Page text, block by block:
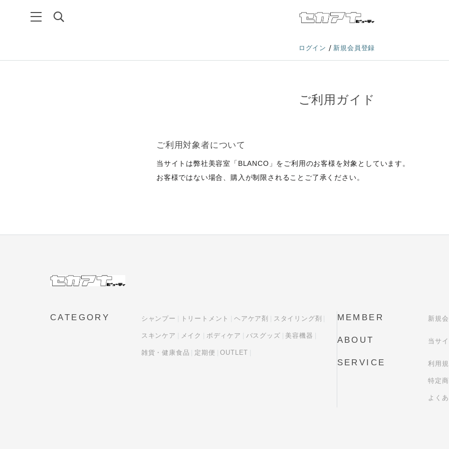
ログイン / 新規会員登録
ご利用ガイド
ご利用対象者について
当サイトは弊社美容室「BLANCO」をご利用のお客様を対象としています。
お客様ではない場合、購入が制限されることご了承ください。
CATEGORY シャンプー トリートメント ヘアケア剤 スタイリング剤
スキンケア メイク ボディケア バスグッズ 美容機器
雑貨・健康食品 定期便 OUTLET
MEMBER 新規
ABOUT 当サ
SERVICE 利用
特定
よく